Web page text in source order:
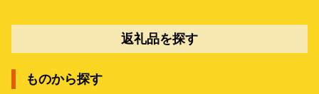
返礼品を探す
ものから探す